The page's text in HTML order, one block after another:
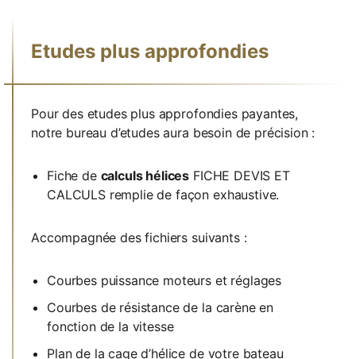
Etudes plus approfondies
Pour des etudes plus approfondies payantes,
notre bureau d’etudes aura besoin de précision :
Fiche de calculs hélices FICHE DEVIS ET
CALCULS remplie de façon exhaustive.
Accompagnée des fichiers suivants :
Courbes puissance moteurs et réglages
Courbes de résistance de la carène en
fonction de la vitesse
Plan de la cage d’hélice de votre bateau